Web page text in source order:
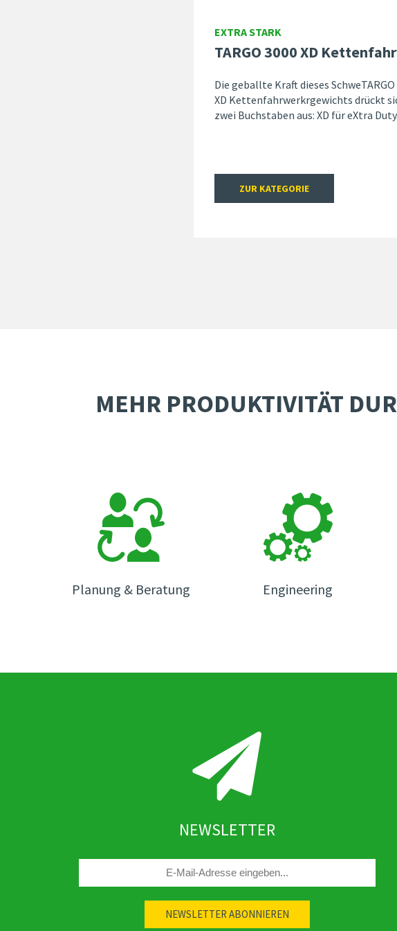
EXTRA STARK
TARGO 3000 XD
Die geballte Kraft dieses SchweTARGO
XD Kettenfahrwerkrgewichts drückt
zwei Buchstaben aus: XD für eXtra Duty.
ZUR KATEGORIE
MEHR PRODUKTIVITÄT
Planung & Beratung Engineering
NEWSLETTER